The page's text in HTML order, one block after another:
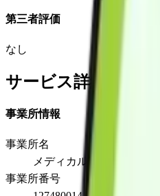
第三者評価
なし
サービス詳細
事業所情報
事業所名
メディカルショップすがや
事業所番号